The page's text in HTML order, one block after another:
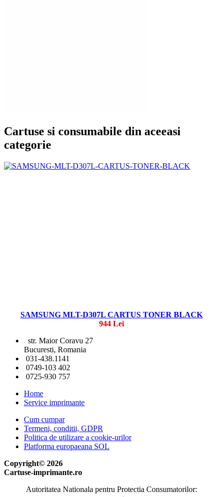
Cartuse si consumabile din aceeasi
categorie
SAMSUNG MLT-D307L CARTUS TONER BLACK
944 Lei
str. Maior Coravu 27
Bucuresti, Romania
031-438.1141
0749-103 402
0725-930 757
Home
Service imprimante
Cum cumpar
Termeni, conditii, GDPR
Politica de utilizare a cookie-urilor
Platforma europaeana SOL
Copyright© 2026
Cartuse-imprimante.ro
Autoritatea Nationala pentru Protectia Consumatorilor: